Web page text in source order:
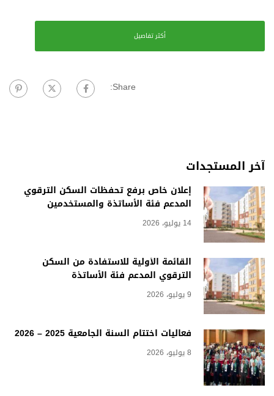
أكثر تفاصيل
Share:
آخر المستجدات
إعلان خاص برفع تحفظات السكن الترقوي
المدعم فئة الأساتذة والمستخدمين
14 يوليو، 2026
القائمة الأولية للاستفادة من السكن
الترقوي المدعم فئة الأساتذة
9 يوليو، 2026
فعاليات اختتام السنة الجامعية 2025 – 2026
8 يوليو، 2026